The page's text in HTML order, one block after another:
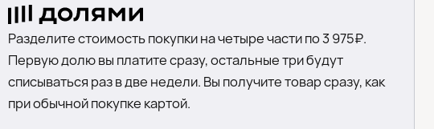
Разделите стоимость покупки на четыре части по 3 975₽.
Первую долю вы платите сразу, остальные три будут
списываться раз в две недели. Вы получите товар сразу, как
при обычной покупке картой.